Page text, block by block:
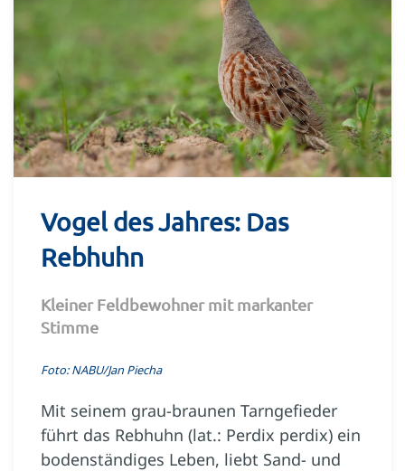
Vogel des Jahres: Das
Rebhuhn
Kleiner Feldbewohner mit markanter
Stimme
Foto: NABU/Jan Piecha
Mit seinem grau-braunen Tarngefieder
führt das Rebhuhn (lat.: Perdix perdix) ein
bodenständiges Leben, liebt Sand- und